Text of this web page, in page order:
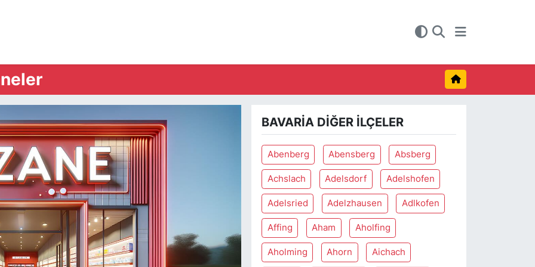
BAVARIA DIĞER İLÇELER
Abenberg Abensberg Absberg
Achslach Adelsdorf Adelshofen
Adelsried Adelzhausen Adlkofen
Affing Aham Aholfing
Aholming Ahorn Aichach